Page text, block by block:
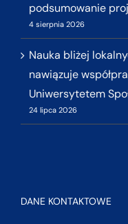
podsumowanie
4 sierpnia 2026
Nauka bliżej
nawiązuje
Uniwersytetem
24 lipca 2026
DANE KONTAKTOWE